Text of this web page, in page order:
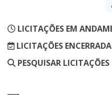
LICITAÇÕES EM
LICITAÇÕES
PESQUISAR LICITAÇÕES